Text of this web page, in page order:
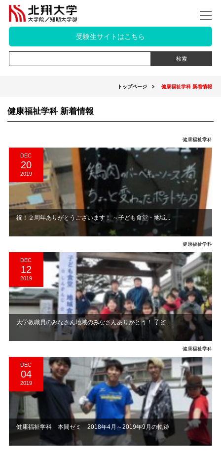
受験生サイトはこちら
トップページ 健康福祉学科 新着情報
健康福祉学科 新着情報
健康福祉学科
DEC
20
2019
祝！２周年ありがとうございます！ ～子ども食堂・地域...
健康福祉学科
DEC
12
2019
大学教職員のみなさん地域のみなさんありがとう！ 子ど...
健康福祉学科
DEC
04
2019
健康福祉学科 本間ゼミ 2018年4月～2019年9月の軌跡